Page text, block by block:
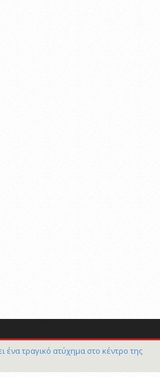
ένα τραγικό ατύχημα στο κέντρο της